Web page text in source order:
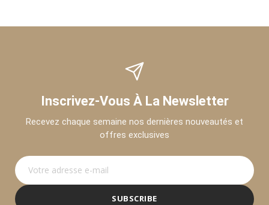
Inscrivez-Vous À La Newsletter
Recevez chaque semaine nos dernières nouveautés et
offres exclusives
SUBSCRIBE